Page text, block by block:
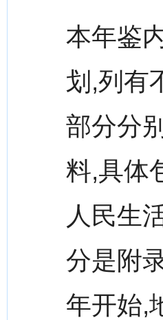
本年鉴
划,列有
部分分
料,具体
人民生
分是附
年开始,